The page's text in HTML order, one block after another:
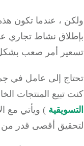
، عندما تكون هذه
نشاط تجاري عبر
أمر صعب بشكل
إلى عامل في جميع
تبيع المنتجات
) ويأتي مع
أقصى قدر من